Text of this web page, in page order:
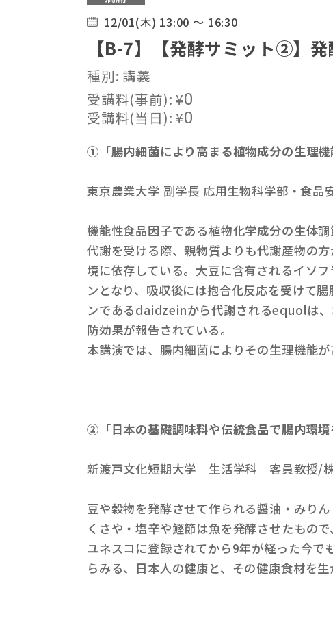
12/01(木) 13:00 ～ 16:30
【B-7】【発酵サミット②】
種別: 講義
受講料(事前):¥0
受講料(当日):¥0
①「腸内細菌により高まる植物成分の生理機
東京農業大学 副学長 応用生物科学部・食
機能性食品因子である植物化学成分の生体
代謝を受ける際、親物質よりも代謝産物の
境に依存している。大豆に含有されるイソ
ンとなり、吸収後には抱合化反応を受けて
ンであるdaidzeinから代謝されるequolは、
防効果が報告されている。
本講演では、腸内細菌によりその生理機能
②「日本の基礎調味料や伝統食品で腸内環境
新渡戸文化短期大学 生活学科 客員教授/
豆や穀物を発酵させて作られる醤油・みり
くさや・塩辛や鰹節は魚を発酵させたもの
ユネスコに登録されてから9年が経った今
らみる、日本人の健康と、その健康食材を